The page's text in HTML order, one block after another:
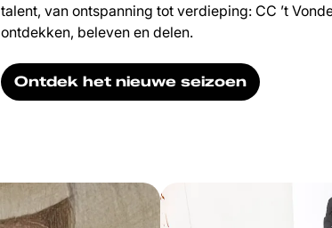
talent, van ontspanning tot verdieping: CC ’t
ontdekken, beleven en delen.
Ontdek het nieuwe seizoen